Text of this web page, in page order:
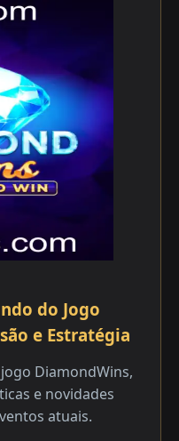
do Jogo
e Estratégia
DiamondWins,
e novidades
atuais.